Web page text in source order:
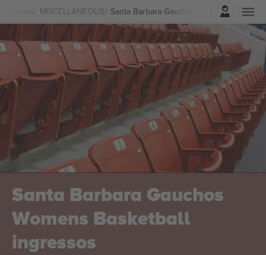
MISCELLANEOUS Santa Barbara Gauchos Womens
Entrar
Santa Barbara Gauchos
Womens Basketball
ingressos